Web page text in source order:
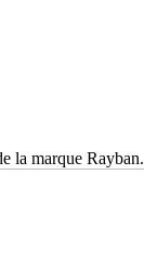
la marque Rayban.